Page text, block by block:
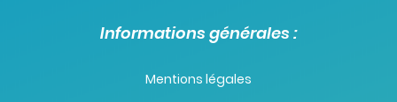
Informations générales :
Mentions légales